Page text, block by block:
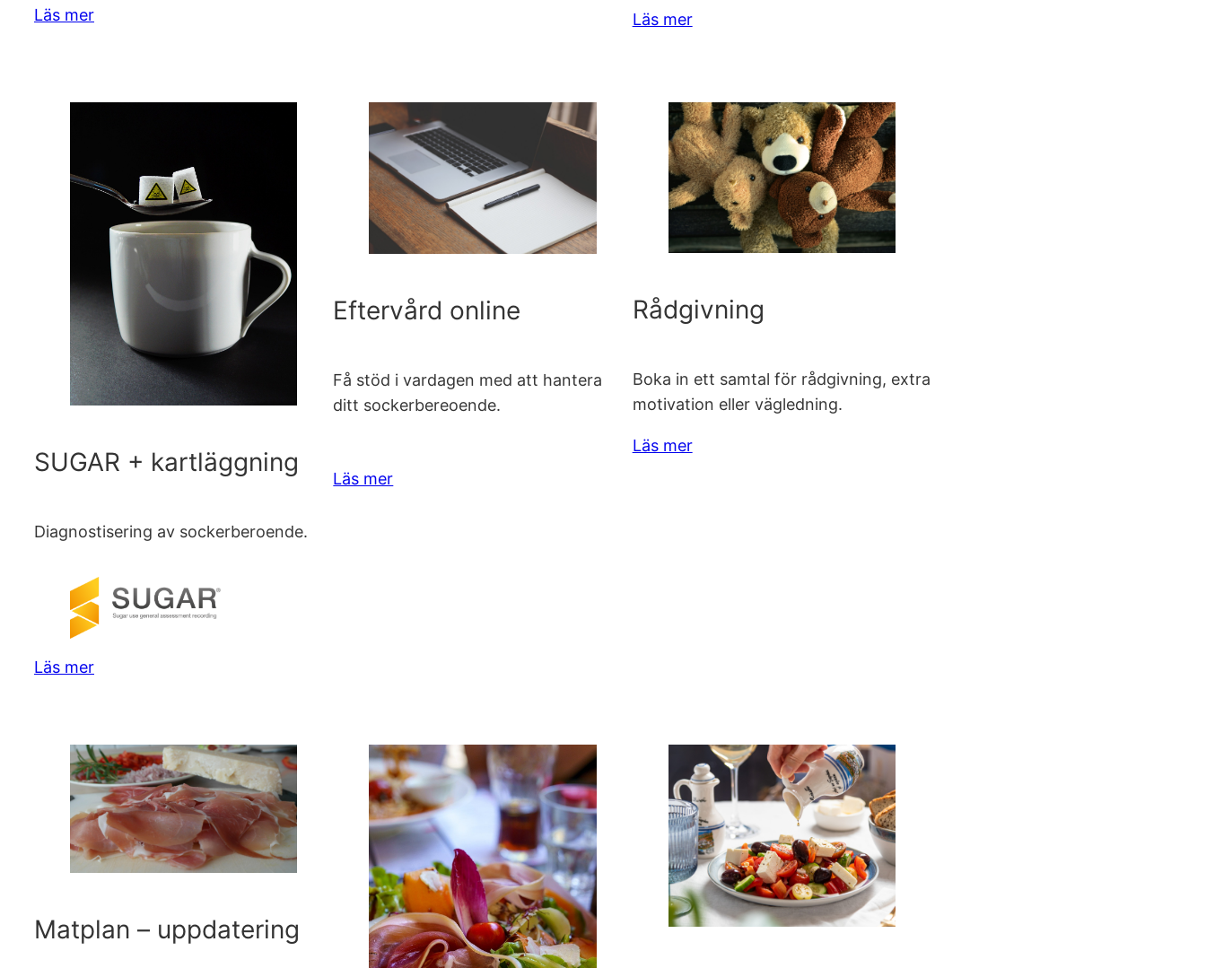
Läs mer Läs mer
SUGAR + kartläggning
Diagnostisering av sockerberoende.
Läs mer
Eftervård online
Få stöd i vardagen med att hantera
ditt sockerbereoende.
Läs mer
Rådgivning
Boka in ett samtal för rådgivning, extra
motivation eller vägledning.
Läs mer
Matplan – uppdatering